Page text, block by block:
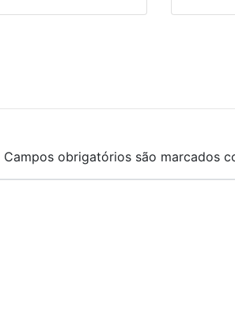
Campos obrigatórios são marcados